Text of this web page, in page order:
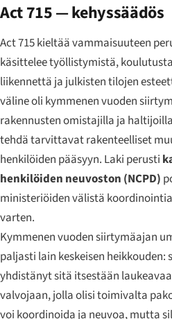
Act 715 — kehyssäädös
Act 715 kieltää vammaisuuteen
käsittelee työllistymistä,
liikennettä ja julkisten tilojen
väline oli kymmenen vuoden
rakennusten omistajilla ja
tehdä tarvittavat rakenteelliset
henkilöiden pääsyyn. Laki perusti
henkilöiden neuvoston (NCPD)
ministeriöiden välistä
varten.
Kymmenen vuoden siirtymäajan
paljasti lain keskeisen
yhdistänyt sitä itsestään
valvojaan, jolla olisi toimivalta
voi koordinoida ja neuvoa, mutta